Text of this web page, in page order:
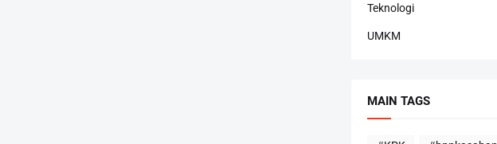
Teknologi
UMKM
MAIN TAGS